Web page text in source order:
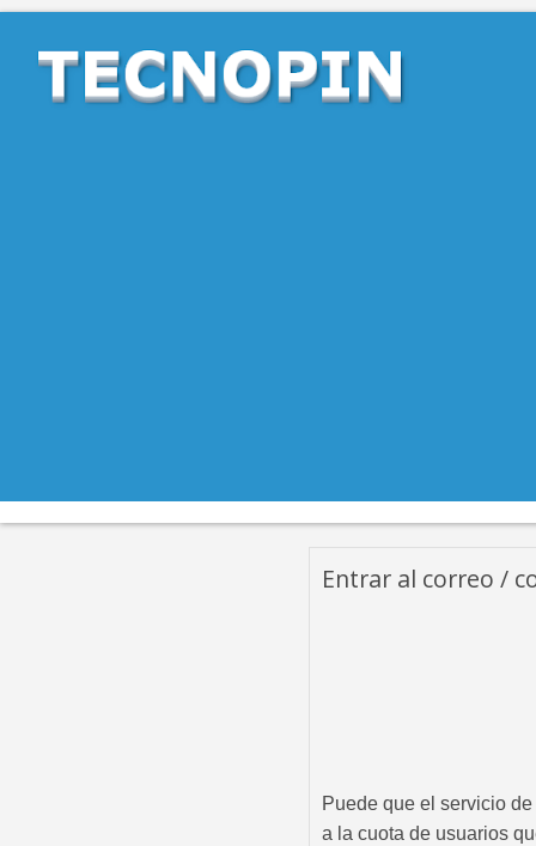
Entrar al correo /
Puede que el servicio
a la cuota de usuarios